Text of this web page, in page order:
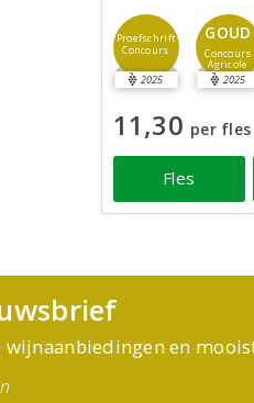
Proefschrift
Concours
2025
GOUD
Concours
Agricole
2025
11,30 per fles
Fles
wijnaanbiedingen en